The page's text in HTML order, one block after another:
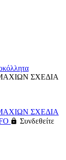
ΣΧΕΔΙΑ
ΣΧΕΔΙΑ
Συνδεθείτε